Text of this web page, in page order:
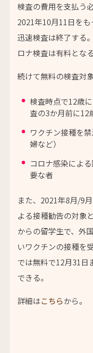
検査の費用を支払う
2021年10月11日を
迅速検査は終了する
ロナ検査は有料となる
続けて無料の検査対
検査時点で12歳
査の3か月前に12
ワクチン接種を
婦など）
コロナ感染によ
要な者
また、2021年8月/9
よる接種勧告の対象
からの留学生で、外
いワクチンの接種を
では無料で12月31日
できる。
詳細はこちらから。